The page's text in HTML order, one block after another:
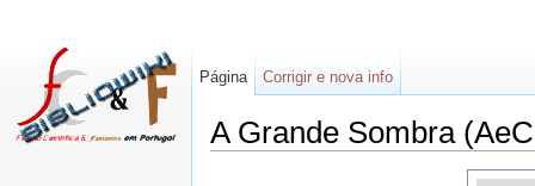
A Grande Sombra
Página Corrigir e nova info